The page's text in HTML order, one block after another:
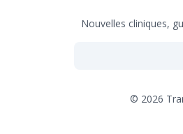
Nouvelles cliniques,
© 2026